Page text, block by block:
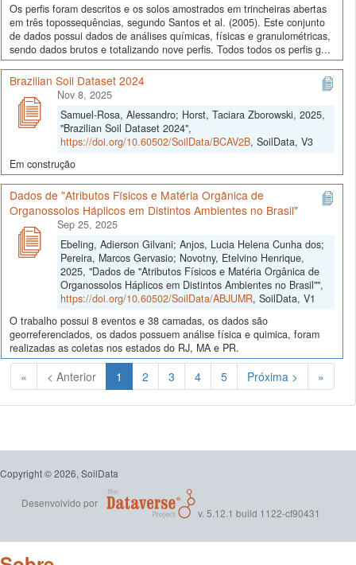
Os perfis foram descritos e os solos amostrados em trincheiras abertas
em três topossequências, segundo Santos et al. (2005). Este conjunto
de dados possui dados de análises químicas, físicas e granulométricas,
sendo dados brutos e totalizando nove perfis. Todos todos os perfis g...
Brazilian Soil Dataset 2024
Nov 8, 2025
Samuel-Rosa, Alessandro; Horst, Taciara Zborowski, 2025,
"Brazilian Soil Dataset 2024",
https://doi.org/10.60502/SoilData/BCAV2B, SoilData, V3
Em construção
Dados de "Atributos Físicos e Matéria Orgânica de
Organossolos Háplicos em Distintos Ambientes no Brasil"
Sep 25, 2025
Ebeling, Adierson Gilvani; Anjos, Lucia Helena Cunha dos;
Pereira, Marcos Gervasio; Novotny, Etelvino Henrique,
2025, "Dados de "Atributos Físicos e Matéria Orgânica de
Organossolos Háplicos em Distintos Ambientes no Brasil"",
https://doi.org/10.60502/SoilData/ABJUMR, SoilData, V1
O trabalho possui 8 eventos e 38 camadas, os dados são
georreferenciados, os dados possuem análise física e quimica, foram
realizadas as coletas nos estados do RJ, MA e PR.
« < Anterior 1 (Atual)
2 3 4 5 Próxima > »
Copyright © 2026, SoilData
Desenvolvido por
v. 5.12.1 build 1122-cf90431